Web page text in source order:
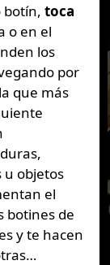
botín, toca
o en el
los
por
que más
u objetos
el
botines de
y te hacen